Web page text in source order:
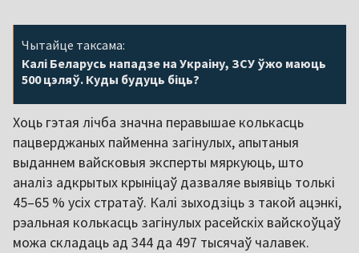
Чытайце таксама:
Калі Беларусь нападзе на Украіну, ЗСУ ўжо маюць
500 цэляў. Куды будуць біць?
Хоць гэтая лічба значна перавышае колькасць
пацверджаных пайменна загінулых, апытаныя
выданнем вайсковыя эксперты мяркуюць, што
аналіз адкрытых крыніцаў дазваляе выявіць толькі
45–65 % усіх стратаў. Калі зыходзіць з такой ацэнкі,
рэальная колькасць загінулых расейскіх вайскоўцаў
можа складаць ад 344 да 497 тысячаў чалавек.